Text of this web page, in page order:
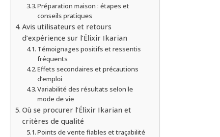
Préparation maison : étapes et
conseils pratiques
Avis utilisateurs et retours
d’expérience sur l’Élixir Ikarian
Témoignages positifs et ressentis
fréquents
Effets secondaires et précautions
d’emploi
Variabilité des résultats selon le
mode de vie
Où se procurer l’Élixir Ikarian et
critères de qualité
Points de vente fiables et traçabilité